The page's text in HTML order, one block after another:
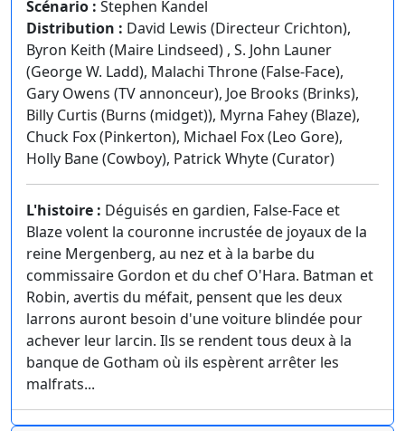
Scénario : Stephen Kandel
Distribution : David Lewis (Directeur Crichton),
Byron Keith (Maire Lindseed) , S. John Launer
(George W. Ladd), Malachi Throne (False-Face),
Gary Owens (TV annonceur), Joe Brooks (Brinks),
Billy Curtis (Burns (midget)), Myrna Fahey (Blaze),
Chuck Fox (Pinkerton), Michael Fox (Leo Gore),
Holly Bane (Cowboy), Patrick Whyte (Curator)
L'histoire : Déguisés en gardien, False-Face et
Blaze volent la couronne incrustée de joyaux de la
reine Mergenberg, au nez et à la barbe du
commissaire Gordon et du chef O'Hara. Batman et
Robin, avertis du méfait, pensent que les deux
larrons auront besoin d'une voiture blindée pour
achever leur larcin. Ils se rendent tous deux à la
banque de Gotham où ils espèrent arrêter les
malfrats...